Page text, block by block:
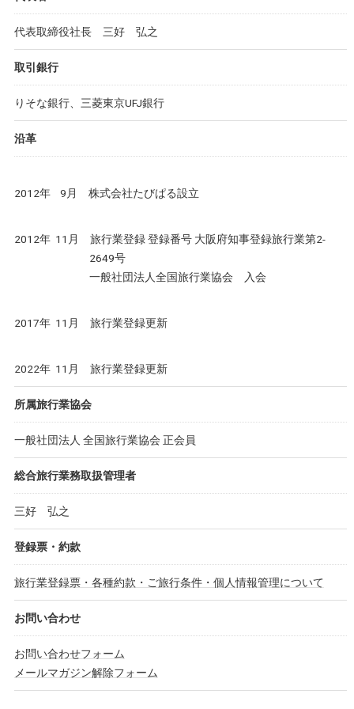
代表取締役社長 三好 弘之
取引銀行
りそな銀行、三菱東京UFJ銀行
沿革
2012年 9月 株式会社たびぱる設立
2012年 11月 旅行業登録 登録番号 大阪府知事登録旅行業第2-
2649号
一般社団法人全国旅行業協会 入会
2017年 11月 旅行業登録更新
2022年 11月 旅行業登録更新
所属旅行業協会
一般社団法人 全国旅行業協会 正会員
総合旅行業務取扱管理者
三好 弘之
登録票・約款
旅行業登録票・各種約款・ご旅行条件・個人情報管理について
お問い合わせ
お問い合わせフォーム
メールマガジン解除フォーム